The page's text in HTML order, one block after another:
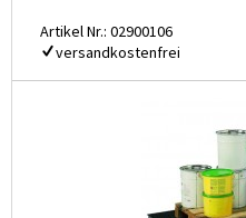
Artikel Nr.: 02900106
versandkostenfrei